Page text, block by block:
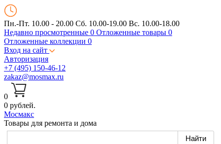
Пн.-Пт. 10.00 - 20.00 Сб. 10.00-19.00 Вс. 10.00-18.00
Недавно просмотренные 0 Отложенные товары 0
Отложенные коллекции 0
Вход на сайт
Авторизация
+7 (495) 150-46-12
zakaz@mosmax.ru
0
0 рублей.
Мосмакс
Товары для ремонта и дома